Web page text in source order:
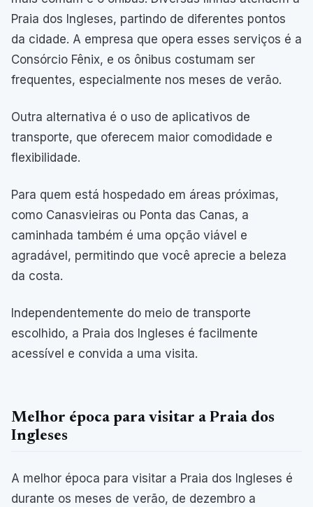
Praia dos Ingleses, partindo de diferentes pontos
da cidade. A empresa que opera esses serviços é a
Consórcio Fênix, e os ônibus costumam ser
frequentes, especialmente nos meses de verão.
Outra alternativa é o uso de aplicativos de
transporte, que oferecem maior comodidade e
flexibilidade.
Para quem está hospedado em áreas próximas,
como Canasvieiras ou Ponta das Canas, a
caminhada também é uma opção viável e
agradável, permitindo que você aprecie a beleza
da costa.
Independentemente do meio de transporte
escolhido, a Praia dos Ingleses é facilmente
acessível e convida a uma visita.
Melhor época para visitar a Praia dos
Ingleses
A melhor época para visitar a Praia dos Ingleses é
durante os meses de verão, de dezembro a